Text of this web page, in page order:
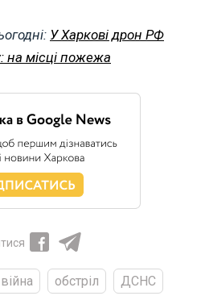
У Харкові дрон РФ
на місці пожежа
війна обстріл ДСНС